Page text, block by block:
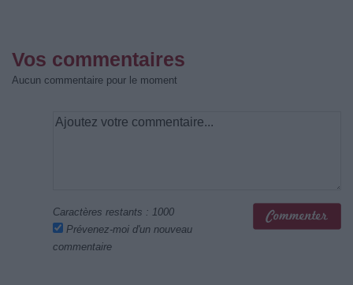
Vos commentaires
Aucun commentaire pour le moment
Caractères restants : 1000
Prévenez-moi d'un nouveau
commentaire